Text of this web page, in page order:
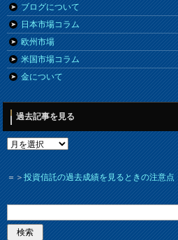
ブログについて
日本市場コラム
欧州市場
米国市場コラム
金について
過去記事を見る
＝＞投資信託の過去成績を見るときの注意点